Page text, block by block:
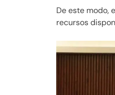
De este modo,
recursos